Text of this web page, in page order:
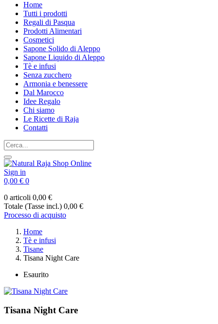
Home
Tutti i prodotti
Regali di Pasqua
Prodotti Alimentari
Cosmetici
Sapone Solido di Aleppo
Sapone Liquido di Aleppo
Tè e infusi
Senza zucchero
Armonia e benessere
Dal Marocco
Idee Regalo
Chi siamo
Le Ricette di Raja
Contatti
Sign in
0,00 € 0
0 articoli 0,00 €
Totale (Tasse incl.) 0,00 €
Processo di acquisto
Home
Tè e infusi
Tisane
Tisana Night Care
Esaurito
Tisana Night Care